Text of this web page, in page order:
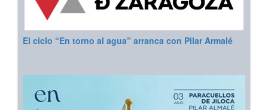
El ciclo “En torno al agua” arranca con Pilar Armalé